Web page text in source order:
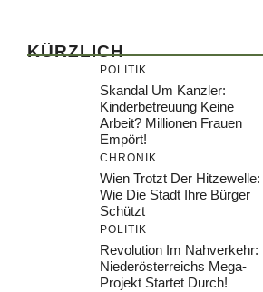
KÜRZLICH
POLITIK
Skandal Um Kanzler:
Kinderbetreuung Keine
Arbeit? Millionen Frauen
Empört!
CHRONIK
Wien Trotzt Der Hitzewelle:
Wie Die Stadt Ihre Bürger
Schützt
POLITIK
Revolution Im Nahverkehr:
Niederösterreichs Mega-
Projekt Startet Durch!